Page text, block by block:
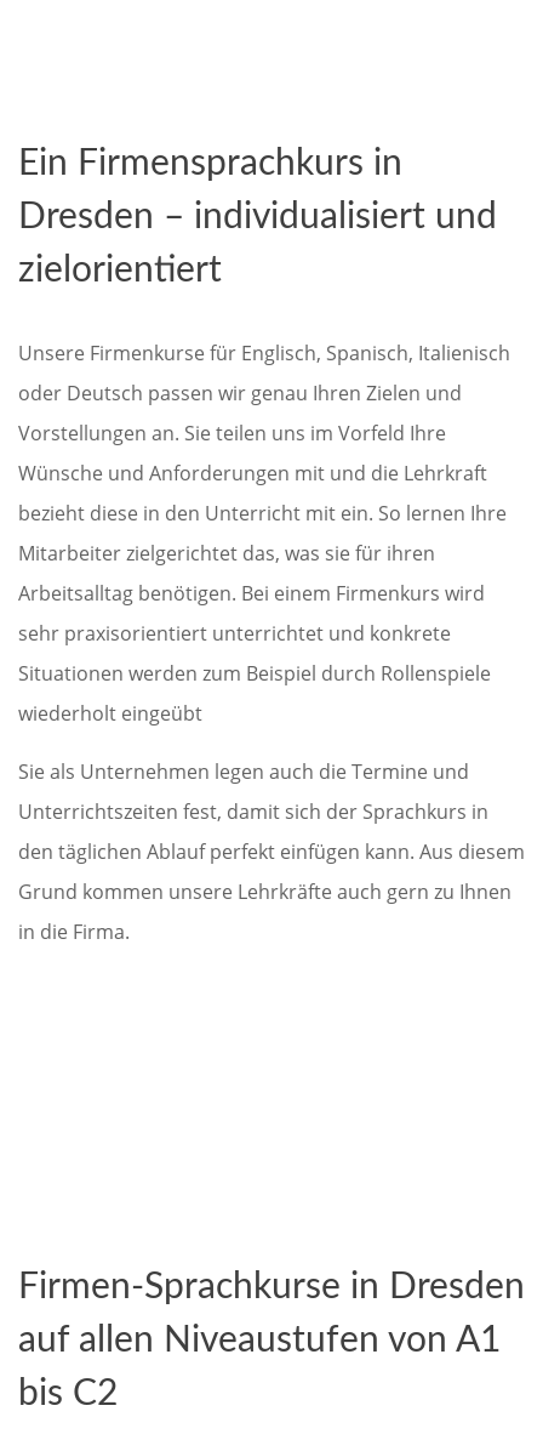
Ein Firmensprachkurs in
Dresden – individualisiert und
zielorientiert
Unsere Firmenkurse für Englisch, Spanisch, Italienisch
oder Deutsch passen wir genau Ihren Zielen und
Vorstellungen an. Sie teilen uns im Vorfeld Ihre
Wünsche und Anforderungen mit und die Lehrkraft
bezieht diese in den Unterricht mit ein. So lernen Ihre
Mitarbeiter zielgerichtet das, was sie für ihren
Arbeitsalltag benötigen. Bei einem Firmenkurs wird
sehr praxisorientiert unterrichtet und konkrete
Situationen werden zum Beispiel durch Rollenspiele
wiederholt eingeübt
Sie als Unternehmen legen auch die Termine und
Unterrichtszeiten fest, damit sich der Sprachkurs in
den täglichen Ablauf perfekt einfügen kann. Aus diesem
Grund kommen unsere Lehrkräfte auch gern zu Ihnen
in die Firma.
Firmen-Sprachkurse in Dresden
auf allen Niveaustufen von A1
bis C2